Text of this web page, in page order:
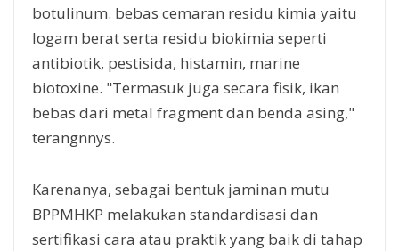
botulinum. bebas cemaran residu kimia yaitu
logam berat serta residu biokimia seperti
antibiotik, pestisida, histamin, marine
biotoxine. "Termasuk juga secara fisik, ikan
bebas dari metal fragment dan benda asing,"
terangnnys.
Karenanya, sebagai bentuk jaminan mutu
BPPMHKP melakukan standardisasi dan
sertifikasi cara atau praktik yang baik di tahap